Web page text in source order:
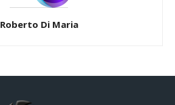
Roberto Di Maria